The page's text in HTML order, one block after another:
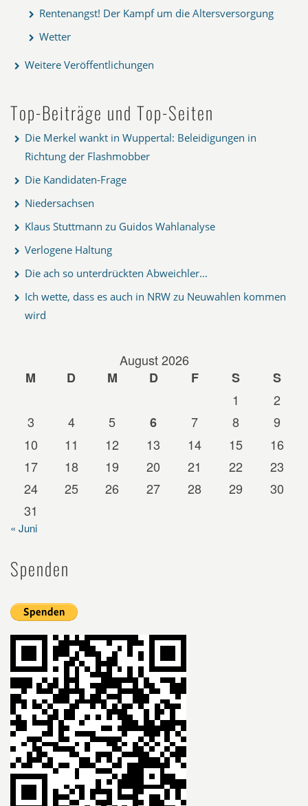
Rentenangst! Der Kampf um die Altersversorgung
Wetter
Weitere Veröffentlichungen
Top-Beiträge und Top-Seiten
Die Merkel wankt in Wuppertal: Beleidigungen in
Richtung der Flashmobber
Die Kandidaten-Frage
Niedersachsen
Klaus Stuttmann zu Guidos Wahlanalyse
Verlogene Haltung
Die ach so unterdrückten Abweichler...
Ich wette, dass es auch in NRW zu Neuwahlen kommen
wird
August 2026
M
D M D F S
S
1
2
3
4 5 6 7 8
9
10
11 12 13 14 15
16
17
18 19 20 21 22
23
24
25 26 27 28 29
30
31
« Juni
Spenden